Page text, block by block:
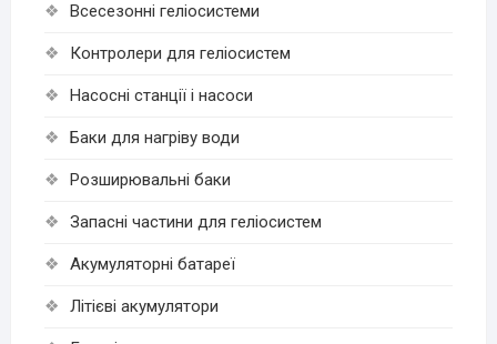
Всесезонні геліосистеми
Контролери для геліосистем
Насосні станції і насоси
Баки для нагріву води
Розширювальні баки
Запасні частини для геліосистем
Акумуляторні батареї
Літієві акумулятори